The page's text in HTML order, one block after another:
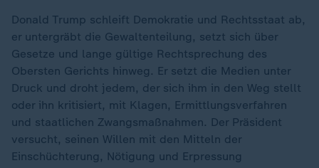
Donald Trump schleift Demokratie und Rechtsstaat ab,
er untergräbt die Gewaltenteilung, setzt sich über
Gesetze und lange gültige Rechtsprechung des
Obersten Gerichts hinweg. Er setzt die Medien unter
Druck und droht jedem, der sich ihm in den Weg stellt
oder ihn kritisiert, mit Klagen, Ermittlungsverfahren
und staatlichen Zwangsmaßnahmen. Der Präsident
versucht, seinen Willen mit den Mitteln der
Einschüchterung, Nötigung und Erpressung